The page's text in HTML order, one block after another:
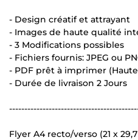
- Design créatif et attrayant
- Images de haute qualité
- 3 Modifications possibles
- Fichiers fournis: JPEG ou
- PDF prêt à imprimer
- Durée de livraison 2 Jours
Flyer A4 recto/verso (21 x